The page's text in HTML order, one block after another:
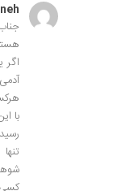
با